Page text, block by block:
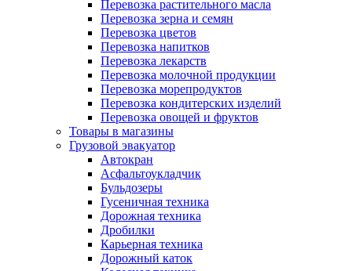
Перевозка растительного масла
Перевозка зерна и семян
Перевозка цветов
Перевозка напитков
Перевозка лекарств
Перевозка молочной продукции
Перевозка морепродуктов
Перевозка кондитерских изделий
Перевозка овощей и фруктов
Товары в магазины
Грузовой эвакуатор
Автокран
Асфальтоукладчик
Бульдозеры
Гусеничная техника
Дорожная техника
Дробилки
Карьерная техника
Дорожный каток